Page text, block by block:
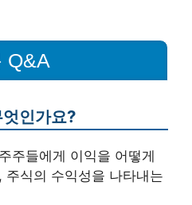
Q&A
인가요?
주들에게 이익을 어떻게
주식의 수익성을 나타내는